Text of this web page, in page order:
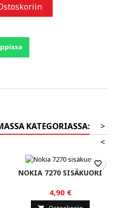
KATEGORIASSA:
>
<
NOKIA 7270 SISÄKUORI
4,90 €
favorite_border